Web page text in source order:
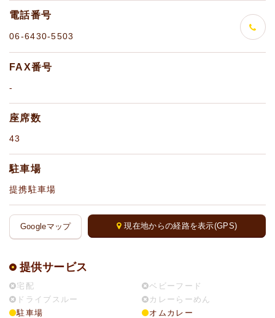
電話番号
06-6430-5503
FAX番号
-
座席数
43
駐車場
提携駐車場
Googleマップ 現在地からの経路を表示(GPS)
提供サービス
宅配
ドライブスルー
駐車場
ベビーフード
カレーらーめん
オムカレー